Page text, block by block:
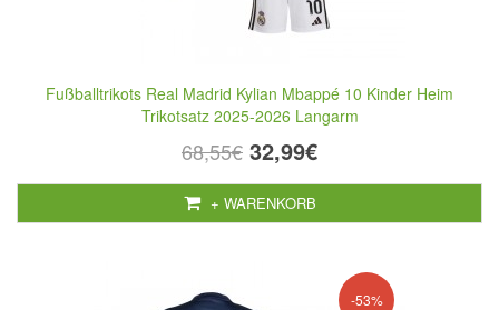
Fußballtrikots Real Madrid Kylian Mbappé 10 Kinder Heim
Trikotsatz 2025-2026 Langarm
68,55€ 32,99€
+ WARENKORB
-53%